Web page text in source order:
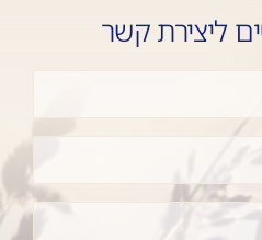
ליצירת קשר